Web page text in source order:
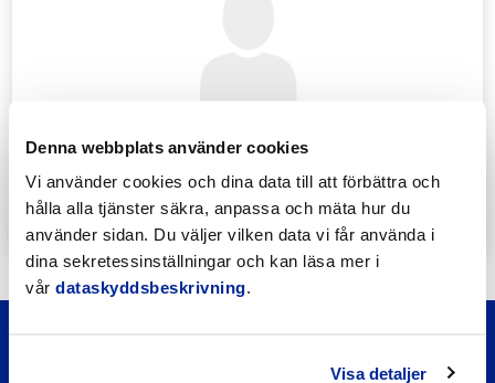
Denna webbplats använder cookies
Vi använder cookies och dina data till att förbättra och
hålla alla tjänster säkra, anpassa och mäta hur du
använder sidan. Du väljer vilken data vi får använda i
dina sekretessinställningar och kan läsa mer i
vår dataskyddsbeskrivning.
Visa detaljer
Administrativ sekreterare
Sysselsättningstjänster
annika.stomberg@jakobstad.fi
050 430 6640